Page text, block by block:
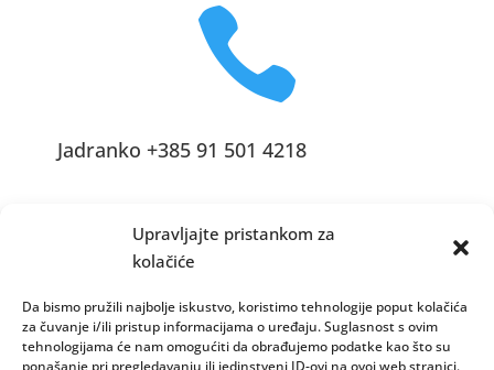
Upravljajte pristankom za
kolačiće
Da bismo pružili najbolje iskustvo, koristimo tehnologije poput kolačića
za čuvanje i/ili pristup informacijama o uređaju. Suglasnost s ovim
tehnologijama će nam omogućiti da obrađujemo podatke kao što su
ponašanje pri pregledavanju ili jedinstveni ID-ovi na ovoj web stranici.

Jadranko +385 91 501 4218

info@vinopedia.hr